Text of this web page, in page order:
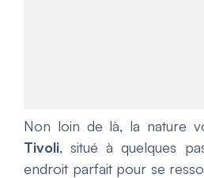
Non loin de là, la nature
Tivoli, situé à quelques
endroit parfait pour se